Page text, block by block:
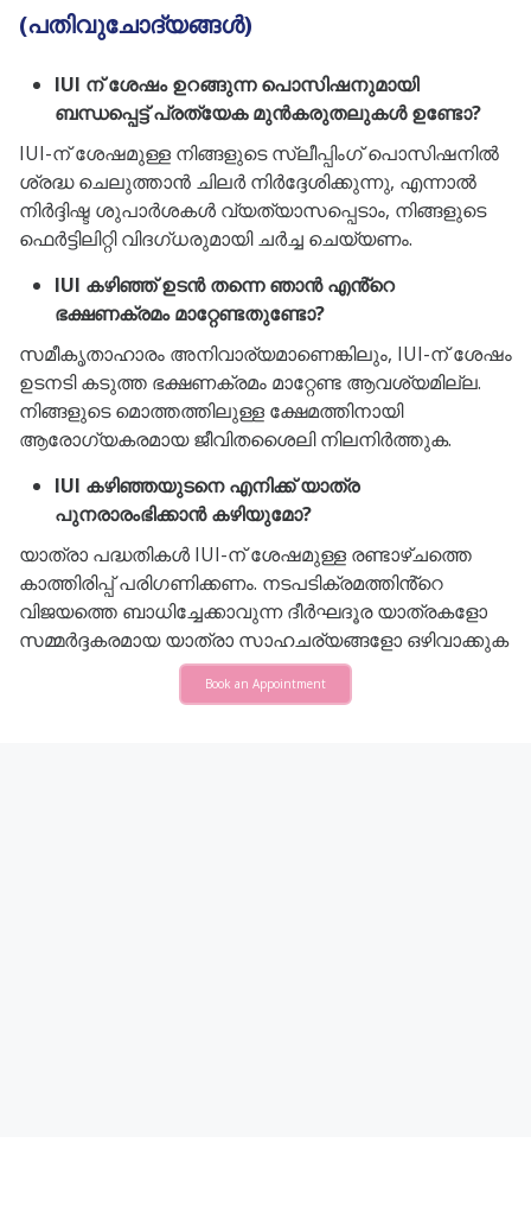
(പതിവുചോദ്യങ്ങൾ)
IUI ന് ശേഷം ഉറങ്ങുന്ന പൊസിഷനുമായി
ബന്ധപ്പെട്ട് പ്രത്യേക മുൻകരുതലുകൾ ഉണ്ടോ?
IUI-ന് ശേഷമുള്ള നിങ്ങളുടെ സ്ലീപ്പിംഗ് പൊസിഷനിൽ
ശ്രദ്ധ ചെലുത്താൻ ചിലർ നിർദ്ദേശിക്കുന്നു, എന്നാൽ
നിർദ്ദിഷ്ട ശുപാർശകൾ വ്യത്യാസപ്പെടാം, നിങ്ങളുടെ
ഫെർട്ടിലിറ്റി വിദഗ്ധരുമായി ചർച്ച ചെയ്യണം.
IUI കഴിഞ്ഞ് ഉടൻ തന്നെ ഞാൻ എൻ്റെ
ഭക്ഷണക്രമം മാറ്റേണ്ടതുണ്ടോ?
സമീകൃതാഹാരം അനിവാര്യമാണെങ്കിലും, IUI-ന് ശേഷം
ഉടനടി കടുത്ത ഭക്ഷണക്രമം മാറ്റേണ്ട ആവശ്യമില്ല.
നിങ്ങളുടെ മൊത്തത്തിലുള്ള ക്ഷേമത്തിനായി
ആരോഗ്യകരമായ ജീവിതശൈലി നിലനിർത്തുക.
IUI കഴിഞ്ഞയുടനെ എനിക്ക് യാത്ര
പുനരാരംഭിക്കാൻ കഴിയുമോ?
യാത്രാ പദ്ധതികൾ IUI-ന് ശേഷമുള്ള രണ്ടാഴ്ചത്തെ
കാത്തിരിപ്പ് പരിഗണിക്കണം. നടപടിക്രമത്തിൻ്റെ
വിജയത്തെ ബാധിച്ചേക്കാവുന്ന ദീർഘദൂര യാത്രകളോ
സമ്മർദ്ദകരമായ യാത്രാ സാഹചര്യങ്ങളോ ഒഴിവാക്കുക
Book an Appointment